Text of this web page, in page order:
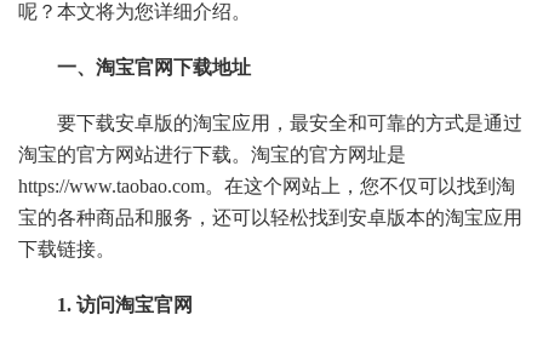
呢？本文将为您详细介绍。
一、淘宝官网下载地址
要下载安卓版的淘宝应用，最安全和可靠的方式是通过
淘宝的官方网站进行下载。淘宝的官方网址是
https://www.taobao.com。在这个网站上，您不仅可以找到淘
宝的各种商品和服务，还可以轻松找到安卓版本的淘宝应用
下载链接。
1. 访问淘宝官网